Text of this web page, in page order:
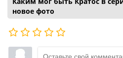
новое фото